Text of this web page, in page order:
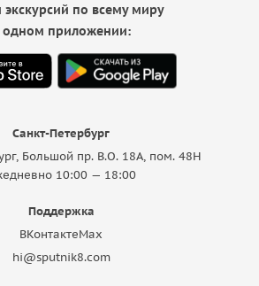
Санкт-Петербург
Большой пр. В.О. 18A, пом. 48Н
10:00 — 18:00
Поддержка
ВКонтактеMax
hi@sputnik8.com
экскурсий по всему миру
одном приложении: